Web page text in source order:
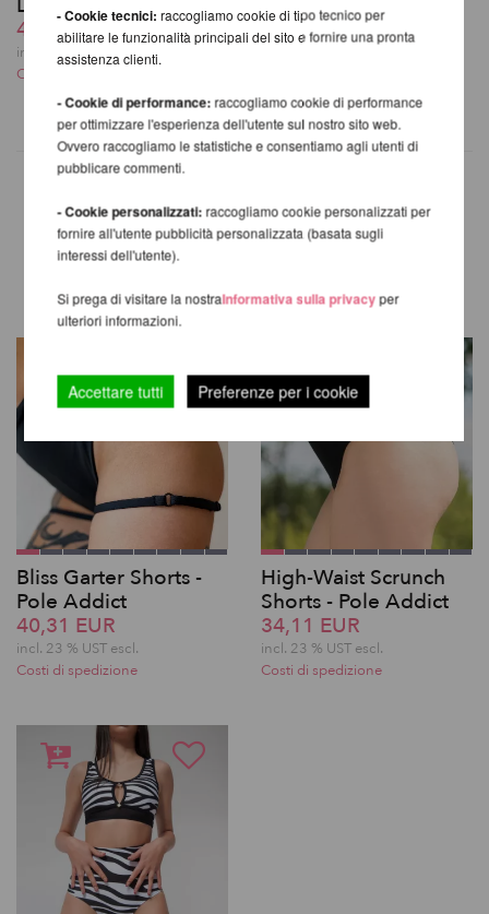
40,31 EUR
incl. 23 % UST escl.
Costi di spedizione
incl. 23 % UST escl.
Costi di spedizione
ALTRI PRODOTTI DELLA
STESSA MARCA
Bliss Garter Shorts -
Pole Addict
40,31 EUR
incl. 23 % UST escl.
Costi di spedizione
High-Waist Scrunch
Shorts - Pole Addict
34,11 EUR
incl. 23 % UST escl.
Costi di spedizione
- Cookie tecnici: raccogliamo cookie di tipo tecnico per
abilitare le funzionalità principali del sito e fornire una pronta
assistenza clienti.
- Cookie di performance: raccogliamo cookie di performance
per ottimizzare l'esperienza dell'utente sul nostro sito web.
Ovvero raccogliamo le statistiche e consentiamo agli utenti di
pubblicare commenti.
- Cookie personalizzati: raccogliamo cookie personalizzati per
fornire all'utente pubblicità personalizzata (basata sugli
interessi dell'utente).
Si prega di visitare la nostraInformativa sulla privacyper
ulteriori informazioni.
Accettare tutti Preferenze per i cookie